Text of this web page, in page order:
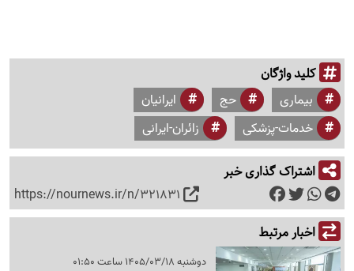
کلید واژگان
بیماری حج
ایرانیان
خدمات-پزشکی
زائران-ایرانی
اشتراک گذاری خبر
https://nournews.ir/n/321831
اخبار مرتبط
دوشنبه 1405/03/18 ساعت 01:50